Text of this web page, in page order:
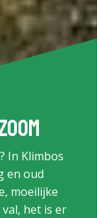
In Klimbos
en oud
moeilijke
het is er